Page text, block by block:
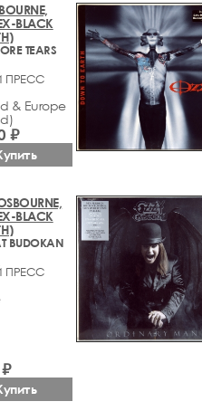
BLACK
TEARS
ПРЕСС
& Europe
₽
BLACK
BUDOKAN
ПРЕСС